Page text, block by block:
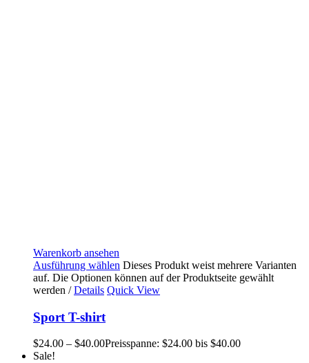
Warenkorb ansehen
Ausführung wählen Dieses Produkt weist mehrere Varianten
auf. Die Optionen können auf der Produktseite gewählt
werden / Details Quick View
Sport T-shirt
$24.00 – $40.00Preisspanne: $24.00 bis $40.00
Sale!